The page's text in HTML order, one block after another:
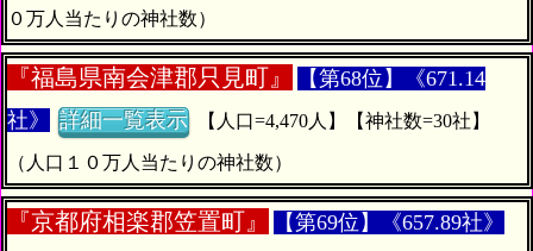
０万人当たりの神社数）
『福島県南会津郡只見町』
【第68位】《671.14
社》
詳細一覧表示
（人口１０万人当たりの神社数）
『京都府相楽郡笠置町』
【第69位】《657.89社》